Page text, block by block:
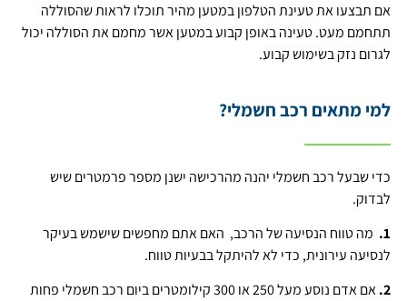
אם תבצעו את טעינת הטלפון במטען מהיר תוכלו לראות שהסוללה
תתחמם מעט. טעינה באופן קבוע במטען אשר מחמם את הסוללה יכול
לגרום נזק בשימוש קבוע.
למי מתאים רכב חשמלי?
כדי שבעל רכב חשמלי יהנה מהרכישה ישנן מספר פרמטרים שיש
לבדוק.
1. מה טווח הנסיעה של הרכב, האם אתם מחפשים שישמש בעיקר
לנסיעה עירונית, כדי לא להיתקל בבעיות טווח.
2.
אם אדם נוסע מעל 250 או 300 קילומטרים ביום רכב חשמלי פחות